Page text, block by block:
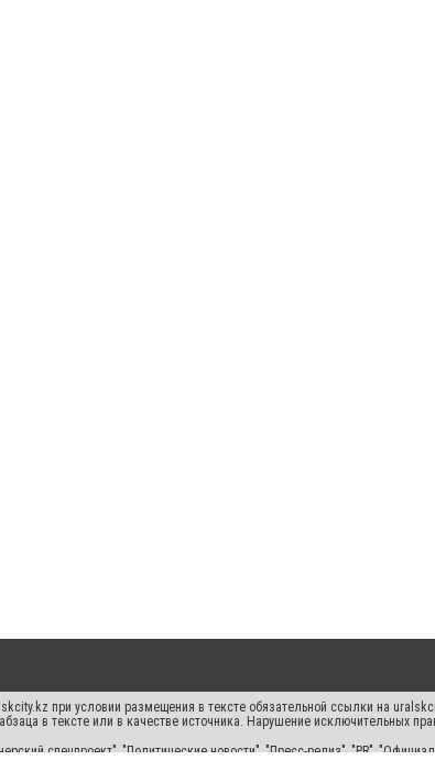
при условии размещения в тексте обязательной ссылки на
в тексте или в качестве источника. Нарушение исключительных
спецпроект", "Политические новости", "Пресс-релиз", "PR",